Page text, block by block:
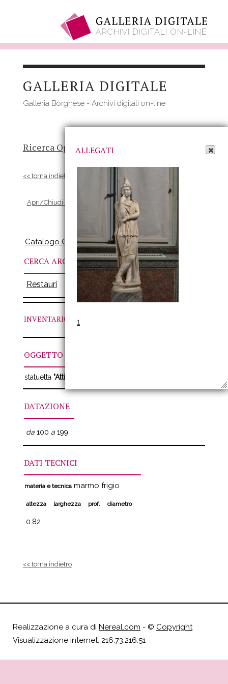
contenutoGALLERIA DIGITALE
Galleria Borghese - Archivi digitali on-line
Ricerca Opere-Risultato
<< torna indietro
Apri/Chiudi scheda Allegati
Catalogo Online
CERCA ARCHIVI
Restauri
INVENTARIO N. LIX
OGGETTO
statuetta "Attis"
DATAZIONE
da100 a199
DATI TECNICI
materia e tecnicamarmo frigio
altezza larghezza prof. diametro
0.82
<< torna indietro
Realizzazione a cura di Nereal.com - © Copyright
Visualizzazione internet: 216.73.216.51
ALLEGATI
1